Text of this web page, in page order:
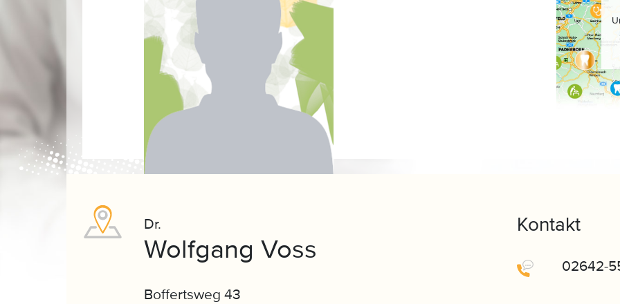
Dr.
Wolfgang Voss
Boffertsweg 43
Kontakt
02642-